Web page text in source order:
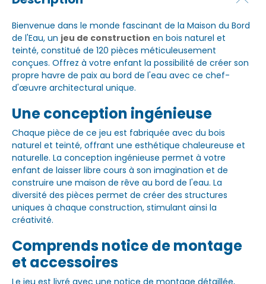
Bienvenue dans le monde fascinant de la Maison du Bord
de l'Eau, un jeu de construction en bois naturel et
teinté, constitué de 120 pièces méticuleusement
conçues. Offrez à votre enfant la possibilité de créer son
propre havre de paix au bord de l'eau avec ce chef-
d'œuvre architectural unique.
Une conception ingénieuse
Chaque pièce de ce jeu est fabriquée avec du bois
naturel et teinté, offrant une esthétique chaleureuse et
naturelle. La conception ingénieuse permet à votre
enfant de laisser libre cours à son imagination et de
construire une maison de rêve au bord de l'eau. La
diversité des pièces permet de créer des structures
uniques à chaque construction, stimulant ainsi la
créativité.
Comprends notice de montage
et accessoires